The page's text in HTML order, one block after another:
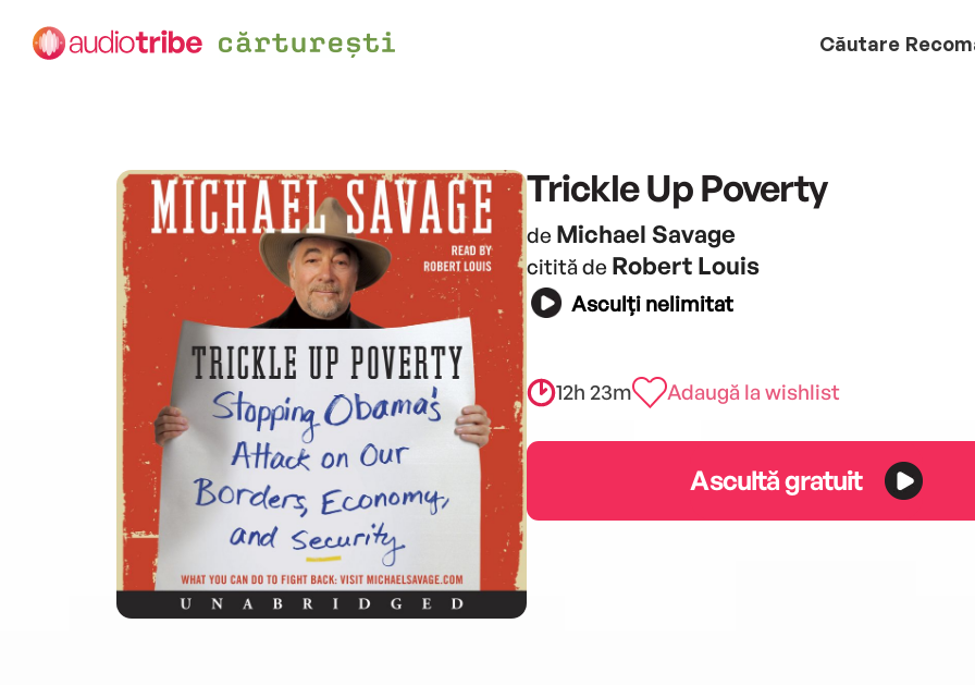
Căutare
Trickle Up Poverty
de Michael Savage
citită de Robert Louis
Asculți nelimitat
12h 23m Adaugă la wishlist
Ascultă gratuit